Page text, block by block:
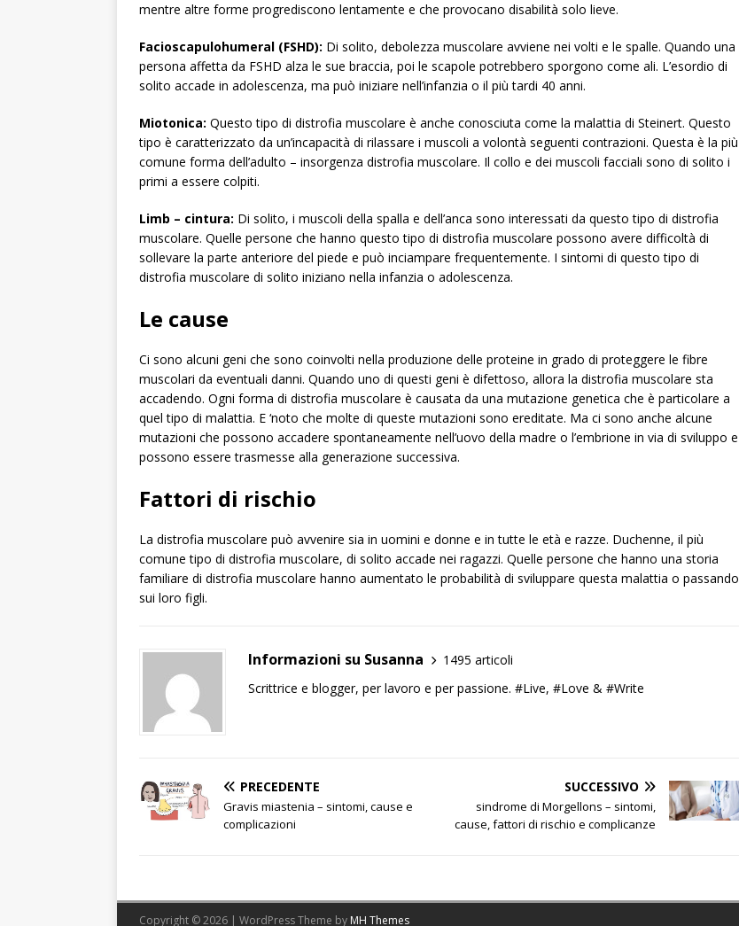
mentre altre forme progrediscono lentamente e che provocano disabilità solo lieve.
Facioscapulohumeral (FSHD): Di solito, debolezza muscolare avviene nei volti e le spalle. Quando una
persona affetta da FSHD alza le sue braccia, poi le scapole potrebbero sporgono come ali. L’esordio di
solito accade in adolescenza, ma può iniziare nell’infanzia o il più tardi 40 anni.
Miotonica: Questo tipo di distrofia muscolare è anche conosciuta come la malattia di Steinert. Questo
tipo è caratterizzato da un’incapacità di rilassare i muscoli a volontà seguenti contrazioni. Questa è la più
comune forma dell’adulto – insorgenza distrofia muscolare. Il collo e dei muscoli facciali sono di solito i
primi a essere colpiti.
Limb – cintura: Di solito, i muscoli della spalla e dell’anca sono interessati da questo tipo di distrofia
muscolare. Quelle persone che hanno questo tipo di distrofia muscolare possono avere difficoltà di
sollevare la parte anteriore del piede e può inciampare frequentemente. I sintomi di questo tipo di
distrofia muscolare di solito iniziano nella infanzia o adolescenza.
Le cause
Ci sono alcuni geni che sono coinvolti nella produzione delle proteine ​​in grado di proteggere le fibre
muscolari da eventuali danni. Quando uno di questi geni è difettoso, allora la distrofia muscolare sta
accadendo. Ogni forma di distrofia muscolare è causata da una mutazione genetica che è particolare a
quel tipo di malattia. E ‘noto che molte di queste mutazioni sono ereditate. Ma ci sono anche alcune
mutazioni che possono accadere spontaneamente nell’uovo della madre o l’embrione in via di sviluppo e
possono essere trasmesse alla generazione successiva.
Fattori di rischio
La distrofia muscolare può avvenire sia in uomini e donne e in tutte le età e razze. Duchenne, il più
comune tipo di distrofia muscolare, di solito accade nei ragazzi. Quelle persone che hanno una storia
familiare di distrofia muscolare hanno aumentato le probabilità di sviluppare questa malattia o passando
sui loro figli.
Informazioni su Susanna
1495 articoli
Scrittrice e blogger, per lavoro e per passione. #Live, #Love & #Write
PRECEDENTE
Gravis miastenia – sintomi, cause e
complicazioni
SUCCESSIVO
sindrome di Morgellons – sintomi,
cause, fattori di rischio e complicanze
Copyright © 2026 | WordPress Theme by MH Themes